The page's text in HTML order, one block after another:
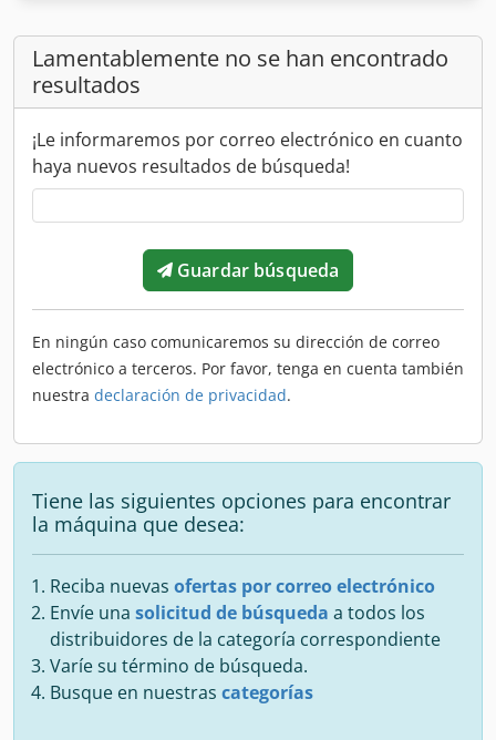
Lamentablemente no se han encontrado
resultados
¡Le informaremos por correo electrónico en cuanto
haya nuevos resultados de búsqueda!
Guardar búsqueda
En ningún caso comunicaremos su dirección de correo
electrónico a terceros. Por favor, tenga en cuenta también
nuestra declaración de privacidad.
Tiene las siguientes opciones para encontrar
la máquina que desea:
Reciba nuevas ofertas por correo electrónico
Envíe una solicitud de búsqueda a todos los
distribuidores de la categoría correspondiente
Varíe su término de búsqueda.
Busque en nuestras categorías